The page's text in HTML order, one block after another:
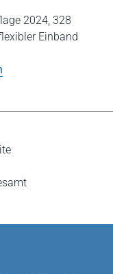
2024, 328
Einband